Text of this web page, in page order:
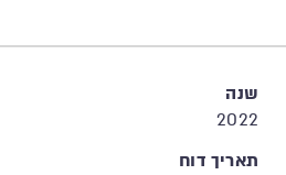
שנה
2022
תאריך דוח